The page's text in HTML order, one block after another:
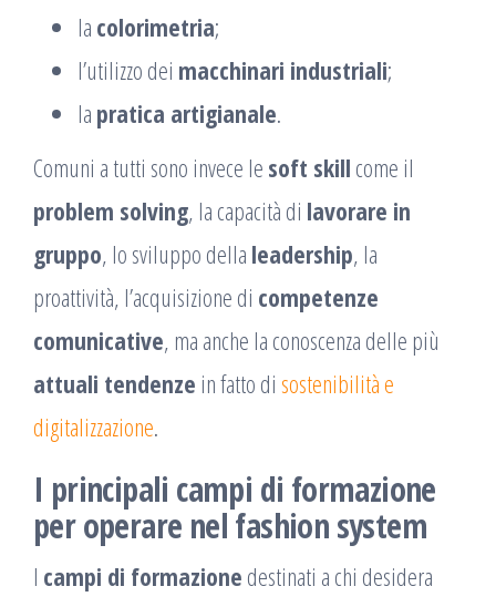
la colorimetria;
l’utilizzo dei macchinari industriali;
la pratica artigianale.
Comuni a tutti sono invece le soft skill come il
problem solving, la capacità di lavorare in
gruppo, lo sviluppo della leadership, la
proattività, l’acquisizione di competenze
comunicative, ma anche la conoscenza delle più
attuali tendenze in fatto di sostenibilità e
digitalizzazione.
I principali campi di formazione
per operare nel fashion system
I campi di formazione destinati a chi desidera